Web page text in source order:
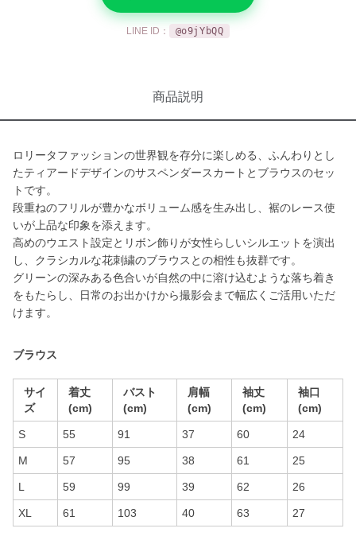
LINE ID： @o9jYbQQ
商品説明
ロリータファッションの世界観を存分に楽しめる、ふんわりとし
たティアードデザインのサスペンダースカートとブラウスのセッ
トです。
段重ねのフリルが豊かなボリューム感を生み出し、裾のレース使
いが上品な印象を添えます。
高めのウエスト設定とリボン飾りが女性らしいシルエットを演出
し、クラシカルな花刺繍のブラウスとの相性も抜群です。
グリーンの深みある色合いが自然の中に溶け込むような落ち着き
をもたらし、日常のお出かけから撮影会まで幅広くご活用いただ
けます。
ブラウス
サイ
ズ
着丈
(cm)
バスト
(cm)
肩幅
(cm)
袖丈
(cm)
袖口
(cm)
S 55 91 37 60 24
M 57 95 38 61 25
L 59 99 39 62 26
XL 61 103 40 63 27